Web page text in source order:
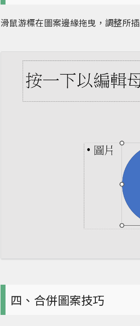
滑鼠游標在圖案邊緣拖曳，調整所
四、合併圖案技巧